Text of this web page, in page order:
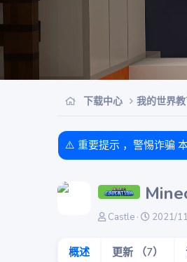
下载中心 我的世界
⚠️ 重要提示 ，警惕诈骗
作
Castle
创
期
2021/
概述 更新 （7）